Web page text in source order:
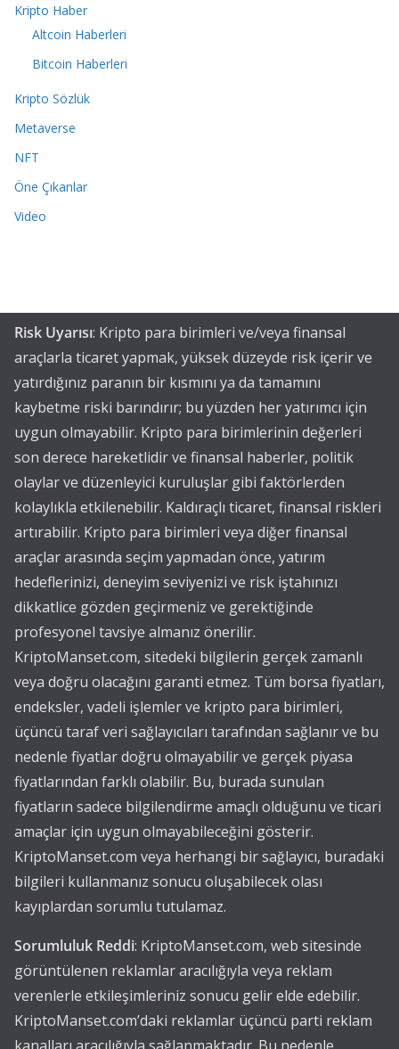
Kripto Haber
Altcoin Haberleri
Bitcoin Haberleri
Kripto Sözlük
Metaverse
NFT
Öne Çıkanlar
Video
Risk Uyarısı: Kripto para birimleri ve/veya finansal
araçlarla ticaret yapmak, yüksek düzeyde risk içerir ve
yatırdığınız paranın bir kısmını ya da tamamını
kaybetme riski barındırır; bu yüzden her yatırımcı için
uygun olmayabilir. Kripto para birimlerinin değerleri
son derece hareketlidir ve finansal haberler, politik
olaylar ve düzenleyici kuruluşlar gibi faktörlerden
kolaylıkla etkilenebilir. Kaldıraçlı ticaret, finansal riskleri
artırabilir. Kripto para birimleri veya diğer finansal
araçlar arasında seçim yapmadan önce, yatırım
hedeflerinizi, deneyim seviyenizi ve risk iştahınızı
dikkatlice gözden geçirmeniz ve gerektiğinde
profesyonel tavsiye almanız önerilir.
KriptoManset.com, sitedeki bilgilerin gerçek zamanlı
veya doğru olacağını garanti etmez. Tüm borsa fiyatları,
endeksler, vadeli işlemler ve kripto para birimleri,
üçüncü taraf veri sağlayıcıları tarafından sağlanır ve bu
nedenle fiyatlar doğru olmayabilir ve gerçek piyasa
fiyatlarından farklı olabilir. Bu, burada sunulan
fiyatların sadece bilgilendirme amaçlı olduğunu ve ticari
amaçlar için uygun olmayabileceğini gösterir.
KriptoManset.com veya herhangi bir sağlayıcı, buradaki
bilgileri kullanmanız sonucu oluşabilecek olası
kayıplardan sorumlu tutulamaz.
Sorumluluk Reddi: KriptoManset.com, web sitesinde
görüntülenen reklamlar aracılığıyla veya reklam
verenlerle etkileşimleriniz sonucu gelir elde edebilir.
KriptoManset.com’daki reklamlar üçüncü parti reklam